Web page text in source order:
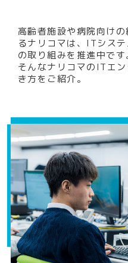
高齢者施設や病院向け
るナリコマは、 ITシステ
の取り組みを推進中です
そんなナリコマのITエ
き方をご紹介。